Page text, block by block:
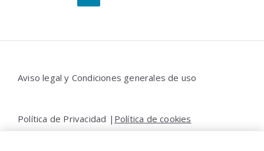
Aviso legal y Condiciones generales de uso
Política de Privacidad | Política de cookies